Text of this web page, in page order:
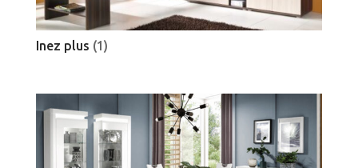
Inez plus (1)